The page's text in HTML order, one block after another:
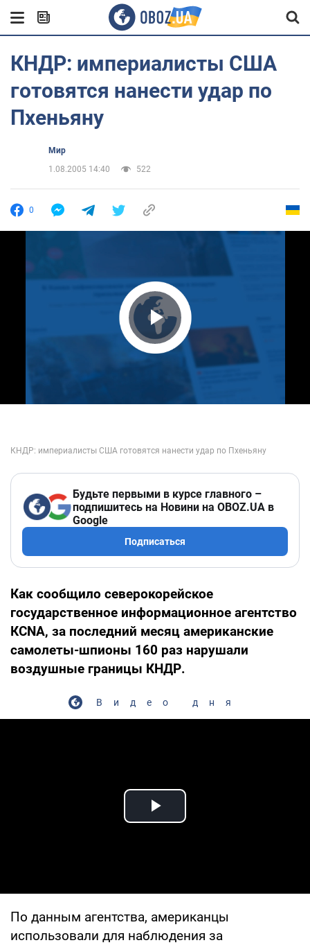
КНДР: империалисты США
готовятся нанести удар по
Пхеньяну
Мир
1.08.2005 14:40
522
0
Play Video
Будьте первыми в курсе главного –
подпишитесь на Новини на OBOZ.UA в
Google
Подписаться
Как сообщило северокорейское
государственное информационное агентство
КСNА, за последний месяц американские
самолеты-шпионы 160 раз нарушали
воздушные границы КНДР.
Видео дня
Play Video
По данным агентства, американцы
использовали для наблюдения за